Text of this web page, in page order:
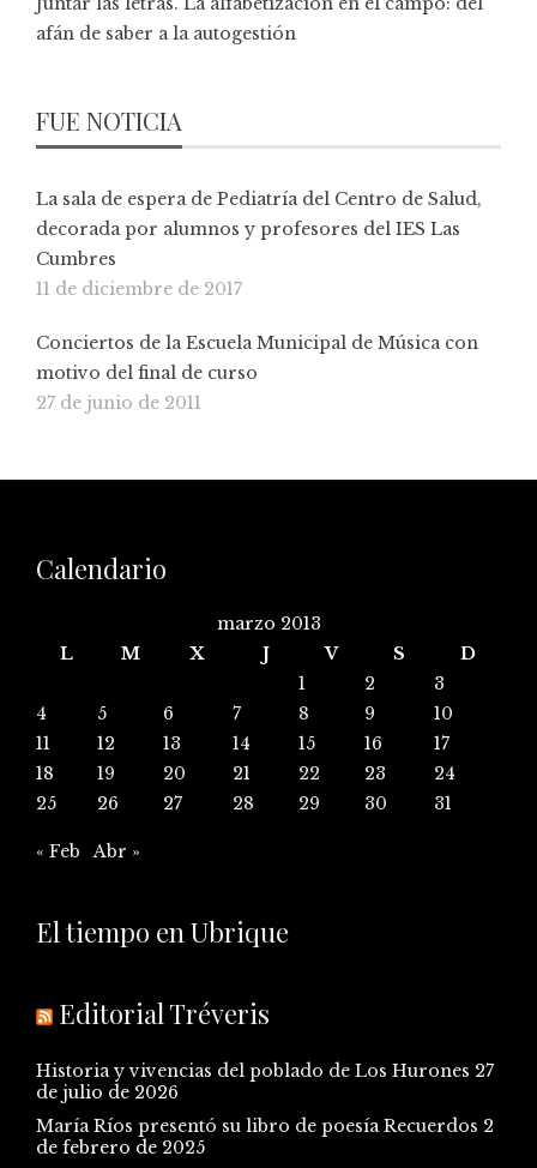
afán de saber a la autogestión
FUE NOTICIA
La sala de espera de Pediatría del Centro de Salud,
decorada por alumnos y profesores del IES Las
Cumbres
11 de diciembre de 2017
Conciertos de la Escuela Municipal de Música con
motivo del final de curso
27 de junio de 2011
Calendario
marzo 2013
L
M X J V S
D
1
2
3
4
5 6 7 8 9
10
11
12 13 14 15 16
17
18
19 20 21 22 23
24
25
26 27 28 29 30 31
« Feb Abr »
El tiempo en Ubrique
Editorial Tréveris
Historia y vivencias del poblado de Los Hurones 27
de julio de 2026
María Ríos presentó su libro de poesía Recuerdos 2
de febrero de 2025